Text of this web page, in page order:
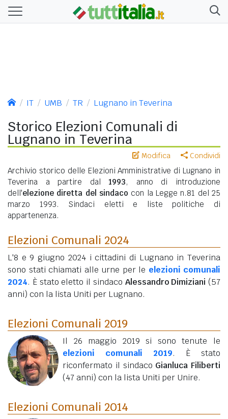
IT UMB TR Lugnano in Teverina
Storico Elezioni Comunali di
Lugnano in Teverina
Modifica Condividi
Archivio storico delle Elezioni Amministrative di Lugnano in
Teverina a partire dal1993, anno di introduzione
dell'elezione diretta del sindaco con la Legge n.81 del 25
marzo 1993. Sindaci eletti e liste politiche di
appartenenza.
Elezioni Comunali 2024
L'8 e 9 giugno 2024 i cittadini di Lugnano in Teverina
sono stati chiamati alle urne per le elezioni comunali
2024. È stato eletto il sindaco Alessandro Dimiziani (57
anni) con la lista Uniti per Lugnano.
Elezioni Comunali 2019
Il 26 maggio 2019 si sono tenute le
elezioni comunali 2019. È stato
riconfermato il sindaco Gianluca Filiberti
(47 anni) con la lista Uniti per Unire.
Elezioni Comunali 2014